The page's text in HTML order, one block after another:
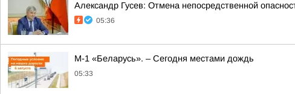
Александр Гусев: Отмена непосредственной
05:36
М-1 «Беларусь». – Сегодня местами дождь
05:33